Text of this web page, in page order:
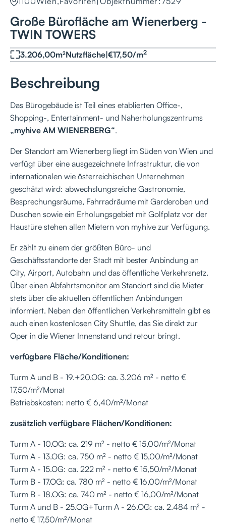
Große Bürofläche am Wienerberg -
TWIN TOWERS
3.206,00m²Nutzfläche|€17,50/m2
Beschreibung
Das Bürogebäude ist Teil eines etablierten Office-,
Shopping-, Entertainment- und Naherholungszentrums
„myhive AM WIENERBERG“.
Der Standort am Wienerberg liegt im Süden von Wien und
verfügt über eine ausgezeichnete Infrastruktur, die von
internationalen wie österreichischen Unternehmen
geschätzt wird: abwechslungsreiche Gastronomie,
Besprechungsräume, Fahrradräume mit Garderoben und
Duschen sowie ein Erholungsgebiet mit Golfplatz vor der
Haustüre stehen allen Mietern von myhive zur Verfügung.
Er zählt zu einem der größten Büro- und
Geschäftsstandorte der Stadt mit bester Anbindung an
City, Airport, Autobahn und das öffentliche Verkehrsnetz.
Über einen Abfahrtsmonitor am Standort sind die Mieter
stets über die aktuellen öffentlichen Anbindungen
informiert. Neben den öffentlichen Verkehrsmitteln gibt es
auch einen kostenlosen City Shuttle, das Sie direkt zur
Oper in die Wiener Innenstand und retour bringt.
verfügbare Fläche/Konditionen:
Turm A und B - 19.+20.OG: ca. 3.206 m² - netto €
17,50/m²/Monat
Betriebskosten: netto € 6,40/m²/Monat
zusätzlich verfügbare Flächen/Konditionen:
Turm A - 10.OG: ca. 219 m² - netto € 15,00/m²/Monat
Turm A - 13.OG: ca. 750 m² - netto € 15,00/m²/Monat
Turm A - 15.OG: ca. 222 m² - netto € 15,50/m²/Monat
Turm B - 17.OG: ca. 780 m² - netto € 16,00/m²/Monat
Turm B - 18.OG: ca. 740 m² - netto € 16,00/m²/Monat
Turm A und B - 25.OG+Turm A - 26.OG: ca. 2.484 m² -
netto € 17,50/m²/Monat